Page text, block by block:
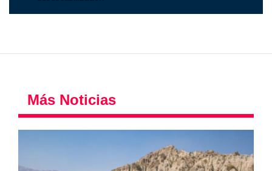
Más Noticias